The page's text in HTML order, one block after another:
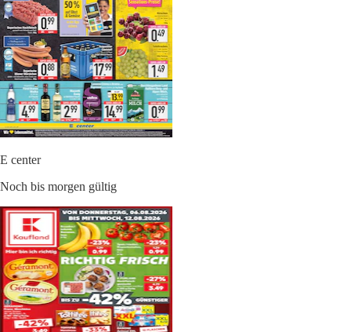
E center
Noch bis morgen gültig